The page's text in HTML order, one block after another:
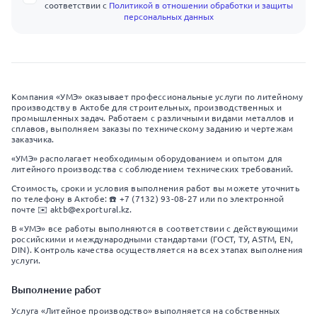
соответствии с Политикой в отношении обработки и защиты
персональных данных
Компания «УМЭ» оказывает профессиональные услуги по литейному
производству в Актобе для строительных, производственных и
промышленных задач. Работаем с различными видами металлов и
сплавов, выполняем заказы по техническому заданию и чертежам
заказчика.
«УМЭ» располагает необходимым оборудованием и опытом для
литейного производства с соблюдением технических требований.
Стоимость, сроки и условия выполнения работ вы можете уточнить
по телефону в Актобе: ☎️ +7 (7132) 93-08-27 или по электронной
почте ✉️ aktb@exportural.kz.
В «УМЭ» все работы выполняются в соответствии с действующими
российскими и международными стандартами (ГОСТ, ТУ, ASTM, EN,
DIN). Контроль качества осуществляется на всех этапах выполнения
услуги.
Выполнение работ
Услуга «Литейное производство» выполняется на собственных